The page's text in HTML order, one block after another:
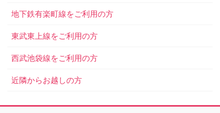
地下鉄有楽町線をご利用の方
東武東上線をご利用の方
西武池袋線をご利用の方
近隣からお越しの方